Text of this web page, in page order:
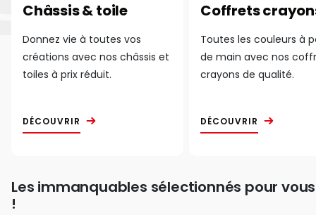
Châssis & toile
Donnez vie à toutes vos
créations avec nos châssis et
toiles à prix réduit.
DÉCOUVRIR
Coffrets
Toutes les couleurs à
de main avec nos
crayons de qualité.
DÉCOUVRIR
Les immanquables sélectionnés pour vous
!